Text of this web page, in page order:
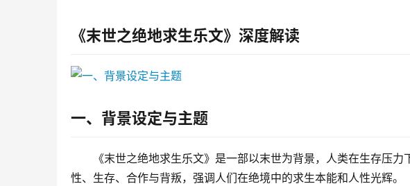
《末世之绝地求生乐文》深度解读
一、背景设定与主题
《末世之绝地求生乐文》是一部以末世为背景，人类在生存压
性、生存、合作与背叛，强调人们在绝境中的求生本能和人性光辉。